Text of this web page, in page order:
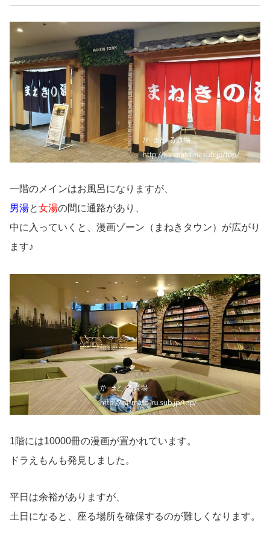
一階のメインはお風呂になりますが、
男湯と女湯の間に通路があり、
中に入っていくと、漫画ゾーン（まねきタウン）が広がり
ます♪
1階には10000冊の漫画が置かれています。
ドラえもんも発見しました。
平日は余裕がありますが、
土日になると、座る場所を確保するのが難しくなります。